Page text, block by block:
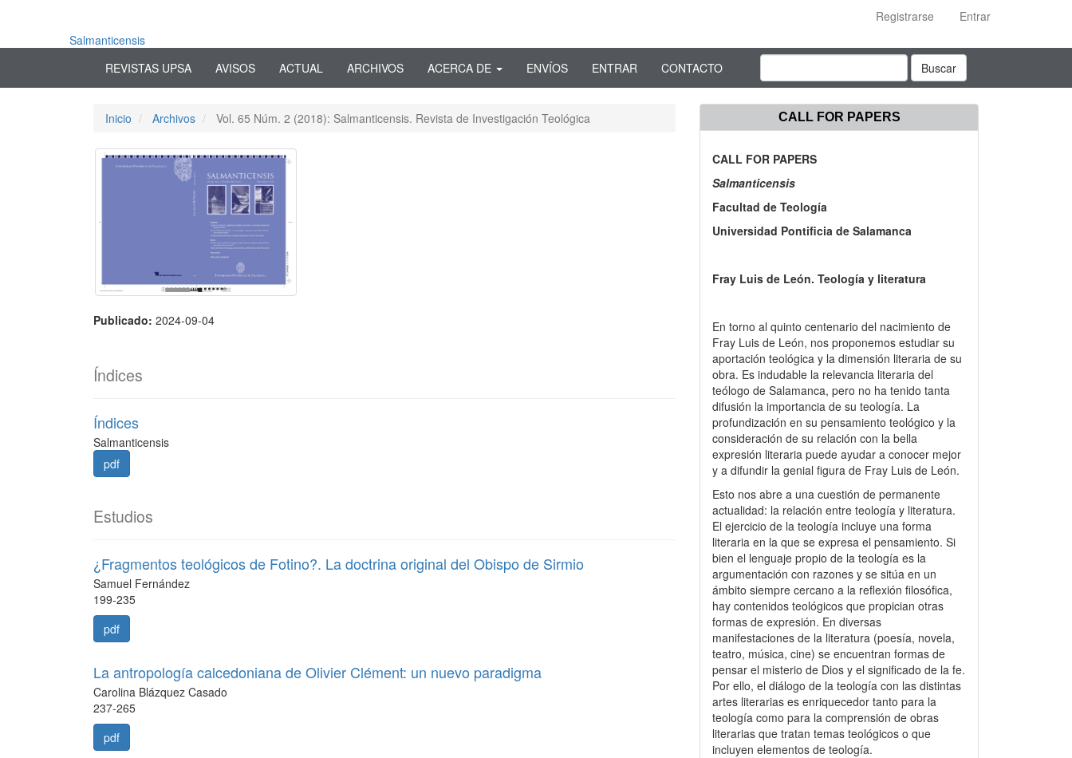
Contenido
lateral
Registrarse
Entrar
Salmanticensis
REVISTAS UPSA
AVISOS ACTUAL ARCHIVOS ACERCA DE ENVÍOS ENTRAR CONTACTO Buscar
Inicio Archivos Vol. 65 Núm. 2 (2018): Salmanticensis. Revista de Investigación Teológica
Publicado: 2024-09-04
Índices
Índices
Salmanticensis
pdf
Estudios
¿Fragmentos teológicos de Fotino?. La doctrina original del Obispo de Sirmio
Samuel Fernández
199-235
pdf
La antropología calcedoniana de Olivier Clément: un nuevo paradigma
Carolina Blázquez Casado
237-265
pdf
CALL FOR PAPERS
CALL FOR PAPERS
Salmanticensis
Facultad de Teología
Universidad Pontificia de Salamanca
Fray Luis de León. Teología y literatura
En torno al quinto centenario del nacimiento de
Fray Luis de León, nos proponemos estudiar su
aportación teológica y la dimensión literaria de su
obra. Es indudable la relevancia literaria del
teólogo de Salamanca, pero no ha tenido tanta
difusión la importancia de su teología. La
profundización en su pensamiento teológico y la
consideración de su relación con la bella
expresión literaria puede ayudar a conocer mejor
y a difundir la genial figura de Fray Luis de León.
Esto nos abre a una cuestión de permanente
actualidad: la relación entre teología y literatura.
El ejercicio de la teología incluye una forma
literaria en la que se expresa el pensamiento. Si
bien el lenguaje propio de la teología es la
argumentación con razones y se sitúa en un
ámbito siempre cercano a la reflexión filosófica,
hay contenidos teológicos que propician otras
formas de expresión. En diversas
manifestaciones de la literatura (poesía, novela,
teatro, música, cine) se encuentran formas de
pensar el misterio de Dios y el significado de la fe.
Por ello, el diálogo de la teología con las distintas
artes literarias es enriquecedor tanto para la
teología como para la comprensión de obras
literarias que tratan temas teológicos o que
incluyen elementos de teología.